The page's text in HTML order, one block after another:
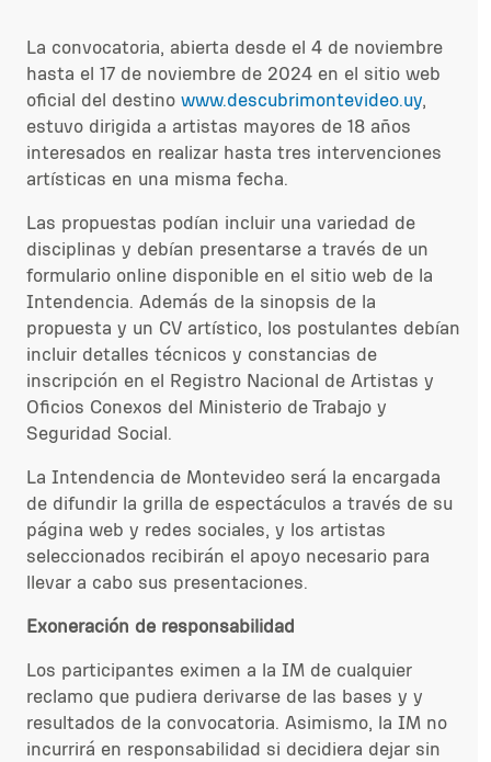
La convocatoria, abierta desde el 4 de noviembre
hasta el 17 de noviembre de 2024 en el sitio web
oficial del destino www.descubrimontevideo.uy,
estuvo dirigida a artistas mayores de 18 años
interesados en realizar hasta tres intervenciones
artísticas en una misma fecha.
Las propuestas podían incluir una variedad de
disciplinas y debían presentarse a través de un
formulario online disponible en el sitio web de la
Intendencia. Además de la sinopsis de la
propuesta y un CV artístico, los postulantes debían
incluir detalles técnicos y constancias de
inscripción en el Registro Nacional de Artistas y
Oficios Conexos del Ministerio de Trabajo y
Seguridad Social.
La Intendencia de Montevideo será la encargada
de difundir la grilla de espectáculos a través de su
página web y redes sociales, y los artistas
seleccionados recibirán el apoyo necesario para
llevar a cabo sus presentaciones.
Exoneración de responsabilidad
Los participantes eximen a la IM de cualquier
reclamo que pudiera derivarse de las bases y y
resultados de la convocatoria. Asimismo, la IM no
incurrirá en responsabilidad si decidiera dejar sin